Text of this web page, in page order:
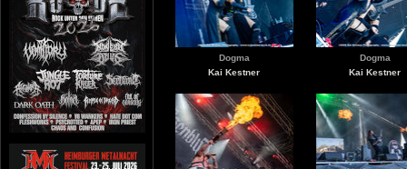
Dogma
Kai Kestner
Dogma
Kai Kestner